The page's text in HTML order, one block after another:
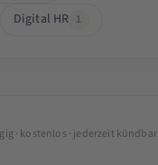
Digital HR 1
· kostenlos · jederzeit kündbar